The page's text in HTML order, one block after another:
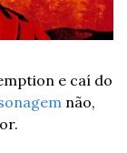
e caí do
não,